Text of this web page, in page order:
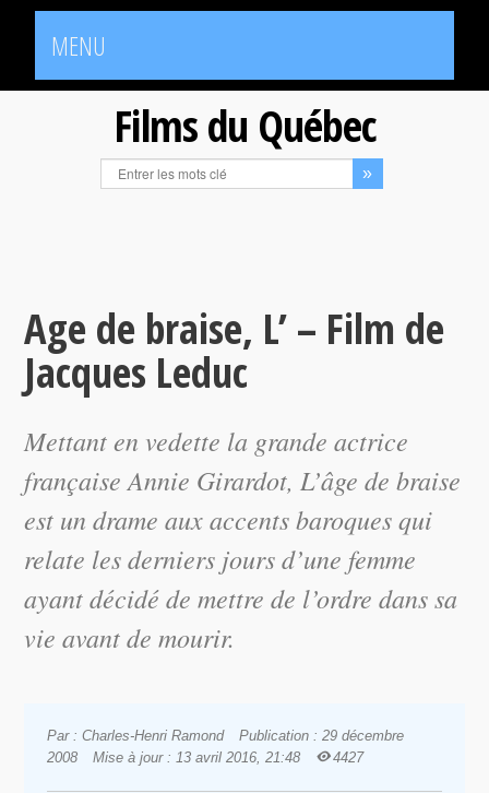
MENU
Films du Québec
Age de braise, L’ – Film de
Jacques Leduc
Mettant en vedette la grande actrice
française Annie Girardot, L’âge de braise
est un drame aux accents baroques qui
relate les derniers jours d’une femme
ayant décidé de mettre de l’ordre dans sa
vie avant de mourir.
Par : Charles-Henri Ramond
Publication : 29 décembre
2008
Mise à jour : 13 avril 2016, 21:48 4427